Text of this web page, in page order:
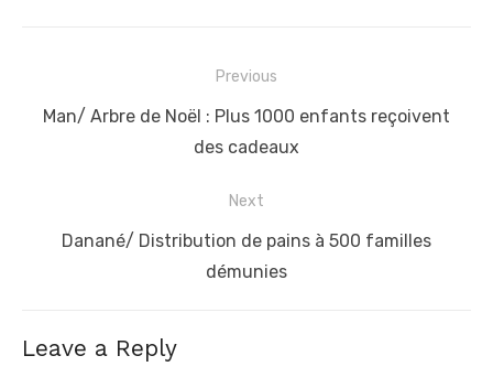
navigation
Previous
Previous
Man/ Arbre de Noël : Plus 1000 enfants reçoivent
des cadeaux
Next
NextDanané/ Distribution de pains à 500 familles
démunies
Leave a Reply